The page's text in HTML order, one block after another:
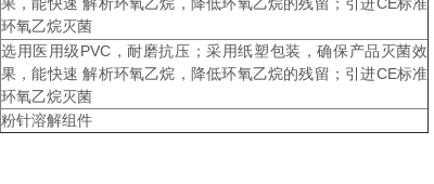
环氧乙烷灭菌
选用医用级PVC，耐磨抗压；采用纸塑包装，确保产品灭菌效
果，能快速 解析环氧乙烷，降低环氧乙烷的残留；引进CE标准
环氧乙烷灭菌
粉针溶解组件